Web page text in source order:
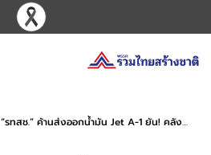
“รทสช.” ค้านส่งออกน้ำมัน Jet A-1 ยัน! คลังมีที่เก็บและสงครามยังไม่จบ แนะรัฐลดราคาน้ำมันเครื่องบินแก้ตั๋วแพงช่วยคนเดินทาง